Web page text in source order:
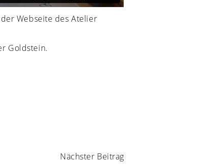
Webseite des Atelier
Goldstein.
Nächster Beitrag